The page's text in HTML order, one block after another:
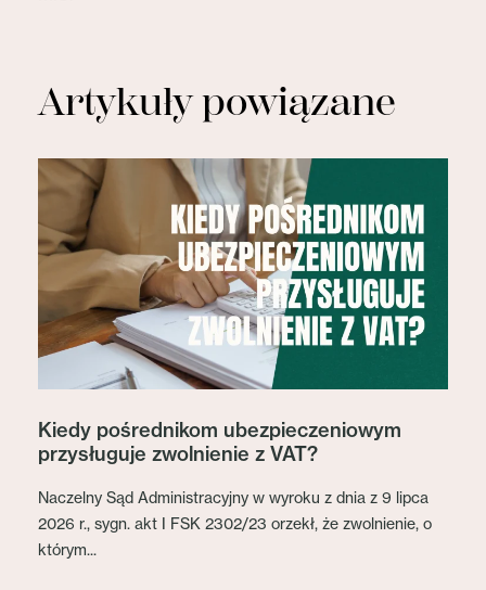
Artykuły powiązane
Kiedy pośrednikom ubezpieczeniowym
przysługuje zwolnienie z VAT?
Naczelny Sąd Administracyjny w wyroku z dnia z 9 lipca
2026 r., sygn. akt I FSK 2302/23 orzekł, że zwolnienie, o
którym...